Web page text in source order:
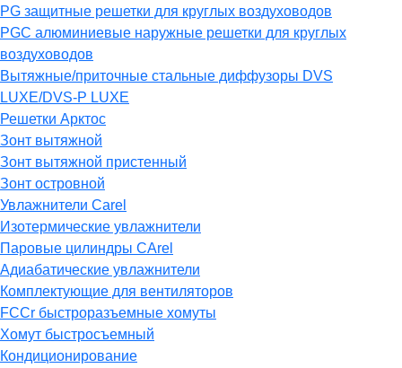
PG защитные решетки для круглых воздуховодов
PGC алюминиевые наружные решетки для круглых
воздуховодов
Вытяжные/приточные стальные диффузоры DVS
LUXE/DVS-P LUXE
Решетки Арктос
Зонт вытяжной
Зонт вытяжной пристенный
Зонт островной
Увлажнители Carel
Изотермические увлажнители
Паровые цилиндры CArel
Адиабатические увлажнители
Комплектующие для вентиляторов
FCCr быстроразъемные хомуты
Хомут быстросъемный
Кондиционирование